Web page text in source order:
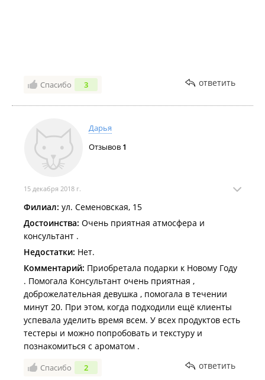
Спасибо 3 ответить
Дарья
Отзывов 1
15 декабря 2018 г.
Филиал: ул. Семеновская, 15
Достоинства: Очень приятная атмосфера и
консультант .
Недостатки: Нет.
Комментарий: Приобретала подарки к Новому Году
. Помогала Консультант очень приятная ,
доброжелательная девушка , помогала в течении
минут 20. При этом, когда подходили ещё клиенты
успевала уделить время всем. У всех продуктов есть
тестеры и можно попробовать и текстуру и
познакомиться с ароматом .
Спасибо 2 ответить